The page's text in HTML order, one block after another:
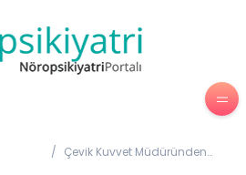
/ Çevik Kuvvet Müdüründen